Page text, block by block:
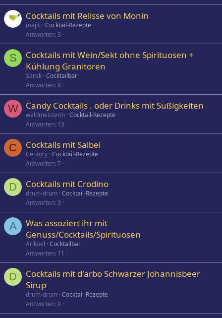
Cocktails mit Relisse von Monin
majic Cocktail-Rezepte
Antworten 3
S
Cocktails mit Wein/Sekt ohne Spirituosen +
Kühlung Granitoren
Sarek Cocktailbar
Antworten 8
W Candy Cocktails . oder Drinks mit Süßigkeiten
waldmeisterin Cocktail-Rezepte
Antworten 13
C Cocktails mit Salbei
Century Cocktail-Rezepte
Antworten 7
D Cocktails mit Crodino
drum-drum Cocktail-Rezepte
Antworten 3
A
Was assoziert ihr mit
Genuss/Cocktails/Spirituosen
Arikael Cocktailbar
Antworten 11
D
Cocktails mit d'arbo Schwarzer Johannisbeer
Sirup
drum-drum Cocktail-Rezepte
Antworten 9